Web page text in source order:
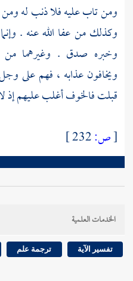
ومن تاب عليه فلا ذنب له
وكذلك من عفا الله عنه .
وخبره صدق . وغيرهما من
ويخافون عذابه ، فهم على
قبلت فالخوف أغلب عليهم إذ
[ص:
الخدمات العلمية
تفسير الآية ترجمة علم